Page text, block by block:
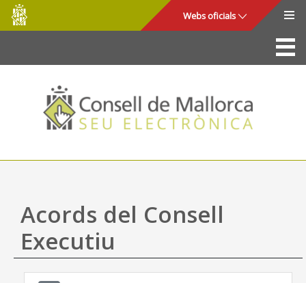
Salta al contingut principal
Consell
de
Mallorca
Webs oficials
La Seu
Consell de Mallorca
Accés i seguretat
Utilitats
Ajuda
Acords del Consell
Executiu